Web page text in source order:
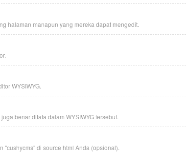
halaman manapun yang mereka dapat mengedit.
WYSIWYG.
benar ditata dalam WYSIWYG tersebut.
di source html Anda (opsional).